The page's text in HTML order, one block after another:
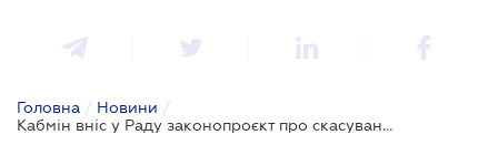
Головна / Новини /
Кабмін вніс у Раду законопроєкт про скасування пільгової системи оподаткування